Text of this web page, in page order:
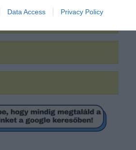
Data Access Privacy Policy